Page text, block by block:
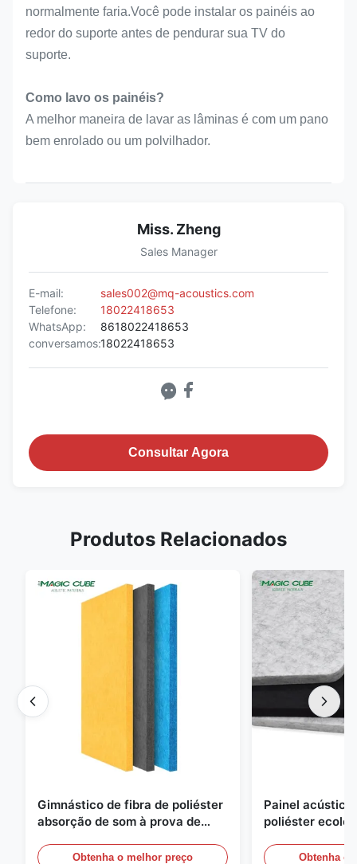
normalmente faria.Você pode instalar os painéis ao
redor do suporte antes de pendurar sua TV do
suporte.
Como lavo os painéis?
A melhor maneira de lavar as lâminas é com um pano
bem enrolado ou um polvilhador.
Miss. Zheng
Sales Manager
E-mail:
sales002@mq-acoustics.com
Telefone:
18022418653
WhatsApp:
8618022418653
conversamos:18022418653
Consultar Agora
Produtos Relacionados
Gimnástico de fibra de poliéster
absorção de som à prova de
Obtenha o melhor preço
Painel acústico
poliéster
Obtenha o